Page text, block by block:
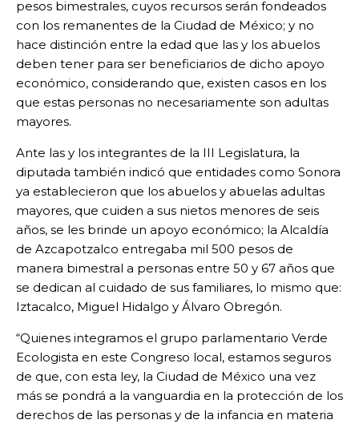
pesos bimestrales, cuyos recursos serán fondeados
con los remanentes de la Ciudad de México; y no
hace distinción entre la edad que las y los abuelos
deben tener para ser beneficiarios de dicho apoyo
económico, considerando que, existen casos en los
que estas personas no necesariamente son adultas
mayores.
Ante las y los integrantes de la III Legislatura, la
diputada también indicó que entidades como Sonora
ya establecieron que los abuelos y abuelas adultas
mayores, que cuiden a sus nietos menores de seis
años, se les brinde un apoyo económico; la Alcaldía
de Azcapotzalco entregaba mil 500 pesos de
manera bimestral a personas entre 50 y 67 años que
se dedican al cuidado de sus familiares, lo mismo que:
Iztacalco, Miguel Hidalgo y Álvaro Obregón.
“Quienes integramos el grupo parlamentario Verde
Ecologista en este Congreso local, estamos seguros
de que, con esta ley, la Ciudad de México una vez
más se pondrá a la vanguardia en la protección de los
derechos de las personas y de la infancia en materia